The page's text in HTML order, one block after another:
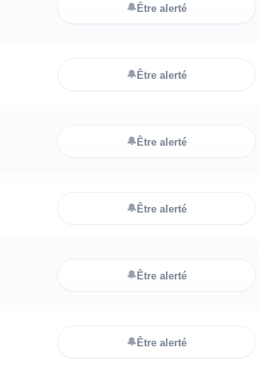
🔔Être alerté
🔔Être alerté
🔔Être alerté
🔔Être alerté
🔔Être alerté
🔔Être alerté